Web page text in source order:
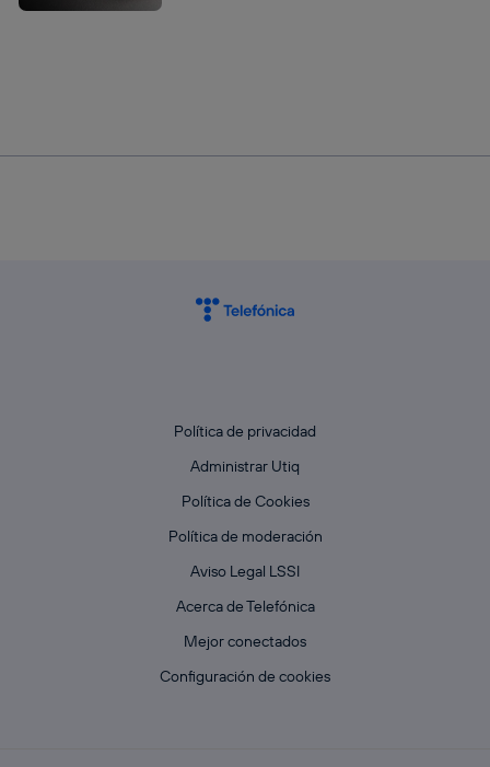
Política de privacidad
Administrar Utiq
Política de Cookies
Política de moderación
Aviso Legal LSSI
Acerca de Telefónica
Mejor conectados
Configuración de cookies